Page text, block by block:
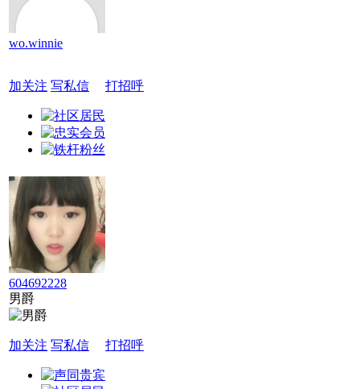
wo.winnie
加关注 写私信 打招呼
604692228
男爵
加关注 写私信 打招呼